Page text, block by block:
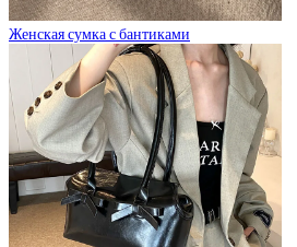
Женская сумка с бантиками